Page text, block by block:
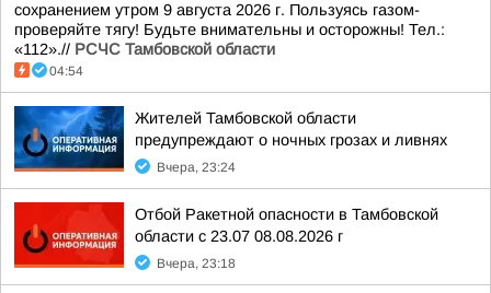
сохранением утром 9 августа 2026 г. Пользуясь газом-
проверяйте тягу! Будьте внимательны и осторожны! Тел.:
«112».// РСЧС Тамбовской области
04:54
Жителей Тамбовской области
предупреждают о ночных грозах и ливнях
Вчера, 23:24
Отбой Ракетной опасности в Тамбовской
области с 23.07 08.08.2026 г
Вчера, 23:18